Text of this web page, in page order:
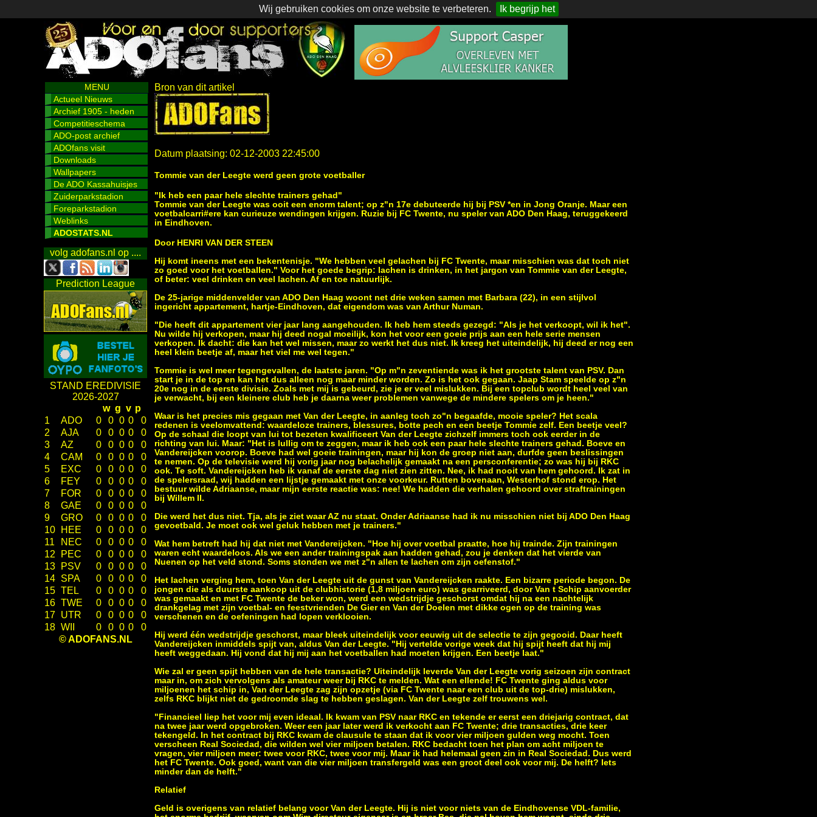
Wij gebruiken cookies om onze website te verbeteren. Ik begrijp het
MENU
Actueel Nieuws
Archief 1905 - heden
Competitieschema
ADO-post archief
ADOfans visit
Downloads
Wallpapers
De ADO Kassahuisjes
Zuiderparkstadion
Foreparkstadion
Weblinks
ADOSTATS.NL
volg adofans.nl op ....
Prediction League
STAND EREDIVISIE
2026-2027
w g v p
1
ADO 0 0 0 0
0
2
AJA 0 0 0 0
0
3
AZ 0 0 0 0
0
4
CAM 0 0 0 0
0
5
EXC 0 0 0 0
0
6
FEY 0 0 0 0
0
7
FOR 0 0 0 0
0
8
GAE 0 0 0 0
0
9
GRO 0 0 0 0
0
10
HEE 0 0 0 0
0
11
NEC 0 0 0 0
0
12
PEC 0 0 0 0
0
13
PSV 0 0 0 0
0
14 SPA 0 0 0 0
0
15 TEL 0 0 0 0
0
16 TWE 0 0 0 0
0
17 UTR 0 0 0 0
0
18 WII 0 0 0 0
0
© ADOFANS.NL
Bron van dit artikel
Datum plaatsing: 02-12-2003 22:45:00
Tommie van der Leegte werd geen grote voetballer
"Ik heb een paar hele slechte trainers gehad"
Tommie van der Leegte was ooit een enorm talent; op z"n 17e debuteerde hij bij PSV *en in Jong Oranje. Maar een
voetbalcarri#ere kan curieuze wendingen krijgen. Ruzie bij FC Twente, nu speler van ADO Den Haag, teruggekeerd
in Eindhoven.
Door HENRI VAN DER STEEN
Hij komt ineens met een bekentenisje. "We hebben veel gelachen bij FC Twente, maar misschien was dat toch niet
zo goed voor het voetballen." Voor het goede begrip: lachen is drinken, in het jargon van Tommie van der Leegte,
of beter: veel drinken en veel lachen. Af en toe natuurlijk.
De 25-jarige middenvelder van ADO Den Haag woont net drie weken samen met Barbara (22), in een stijlvol
ingericht appartement, hartje-Eindhoven, dat eigendom was van Arthur Numan.
"Die heeft dit appartement vier jaar lang aangehouden. Ik heb hem steeds gezegd: "Als je het verkoopt, wil ik het".
Nu wilde hij verkopen, maar hij deed nogal moeilijk, kon het voor een goeie prijs aan een hele serie mensen
verkopen. Ik dacht: die kan het wel missen, maar zo werkt het dus niet. Ik kreeg het uiteindelijk, hij deed er nog een
heel klein beetje af, maar het viel me wel tegen."
Tommie is wel meer tegengevallen, de laatste jaren. "Op m"n zeventiende was ik het grootste talent van PSV. Dan
start je in de top en kan het dus alleen nog maar minder worden. Zo is het ook gegaan. Jaap Stam speelde op z"n
20e nog in de eerste divisie. Zoals met mij is gebeurd, zie je er veel mislukken. Bij een topclub wordt heel veel van
je verwacht, bij een kleinere club heb je daarna weer problemen vanwege de mindere spelers om je heen."
Waar is het precies mis gegaan met Van der Leegte, in aanleg toch zo"n begaafde, mooie speler? Het scala
redenen is veelomvattend: waardeloze trainers, blessures, botte pech en een beetje Tommie zelf. Een beetje veel?
Op de schaal die loopt van lui tot bezeten kwalificeert Van der Leegte zichzelf immers toch ook eerder in de
richting van lui. Maar: "Het is lullig om te zeggen, maar ik heb ook een paar hele slechte trainers gehad. Boeve en
Vandereijcken voorop. Boeve had wel goeie trainingen, maar hij kon de groep niet aan, durfde geen beslissingen
te nemen. Op de televisie werd hij vorig jaar nog belachelijk gemaakt na een persconferentie; zo was hij bij RKC
ook. Te soft. Vandereijcken heb ik vanaf de eerste dag niet zien zitten. Nee, ik had nooit van hem gehoord. Ik zat in
de spelersraad, wij hadden een lijstje gemaakt met onze voorkeur. Rutten bovenaan, Westerhof stond erop. Het
bestuur wilde Adriaanse, maar mijn eerste reactie was: nee! We hadden die verhalen gehoord over straftrainingen
bij Willem II.
Die werd het dus niet. Tja, als je ziet waar AZ nu staat. Onder Adriaanse had ik nu misschien niet bij ADO Den Haag
gevoetbald. Je moet ook wel geluk hebben met je trainers."
Wat hem betreft had hij dat niet met Vandereijcken. "Hoe hij over voetbal praatte, hoe hij trainde. Zijn trainingen
waren echt waardeloos. Als we een ander trainingspak aan hadden gehad, zou je denken dat het vierde van
Nuenen op het veld stond. Soms stonden we met z"n allen te lachen om zijn oefenstof."
Het lachen verging hem, toen Van der Leegte uit de gunst van Vandereijcken raakte. Een bizarre periode begon. De
jongen die als duurste aankoop uit de clubhistorie (1,8 miljoen euro) was gearriveerd, door Van t Schip aanvoerder
was gemaakt en met FC Twente de beker won, werd een wedstrijdje geschorst omdat hij na een nachtelijk
drankgelag met zijn voetbal- en feestvrienden De Gier en Van der Doelen met dikke ogen op de training was
verschenen en de oefeningen had lopen verklooien.
Hij werd één wedstrijdje geschorst, maar bleek uiteindelijk voor eeuwig uit de selectie te zijn gegooid. Daar heeft
Vandereijcken inmiddels spijt van, aldus Van der Leegte. "Hij vertelde vorige week dat hij spijt heeft dat hij mij
heeft weggedaan. Hij vond dat hij mij aan het voetballen had moeten krijgen. Een beetje laat."
Wie zal er geen spijt hebben van de hele transactie? Uiteindelijk leverde Van der Leegte vorig seizoen zijn contract
maar in, om zich vervolgens als amateur weer bij RKC te melden. Wat een ellende! FC Twente ging aldus voor
miljoenen het schip in, Van der Leegte zag zijn opzetje (via FC Twente naar een club uit de top-drie) mislukken,
zelfs RKC blijkt niet de gedroomde slag te hebben geslagen. Van der Leegte zelf trouwens wel.
"Financieel liep het voor mij even ideaal. Ik kwam van PSV naar RKC en tekende er eerst een driejarig contract, dat
na twee jaar werd opgebroken. Weer een jaar later werd ik verkocht aan FC Twente; drie transacties, drie keer
tekengeld. In het contract bij RKC kwam de clausule te staan dat ik voor vier miljoen gulden weg mocht. Toen
verscheen Real Sociedad, die wilden wel vier miljoen betalen. RKC bedacht toen het plan om acht miljoen te
vragen, vier miljoen meer: twee voor RKC, twee voor mij. Maar ik had helemaal geen zin in Real Sociedad. Dus werd
het FC Twente. Ook goed, want van die vier miljoen transfergeld was een groot deel ook voor mij. De helft? Iets
minder dan de helft."
Relatief
Geld is overigens van relatief belang voor Van der Leegte. Hij is niet voor niets van de Eindhovense VDL-familie,